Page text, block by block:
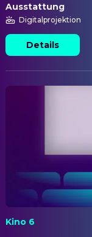
Ausstattung
Digitalprojektion
Details
Kino 6